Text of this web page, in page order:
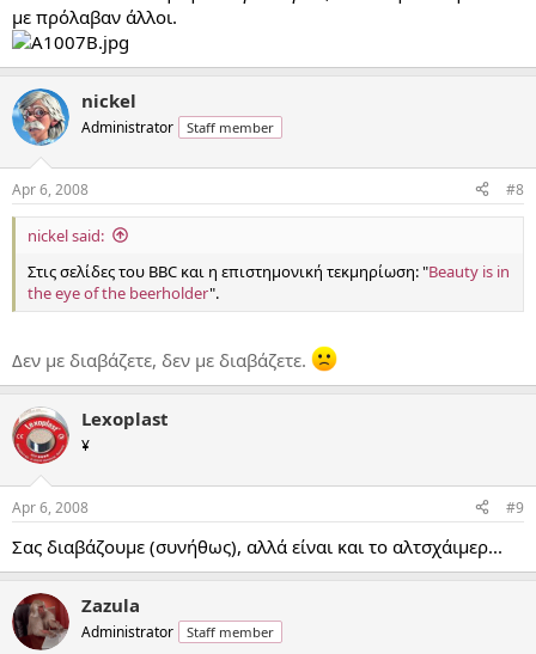
με πρόλαβαν άλλοι.
nickel
Administrator Staff member
Apr 6, 2008 #8
nickel said:
Στις σελίδες του BBC και η επιστημονική τεκμηρίωση: "Beauty is in
the eye of the beerholder".
Δεν με διαβάζετε, δεν με διαβάζετε.
Lexoplast
¥
Apr 6, 2008 #9
Σας διαβάζουμε (συνήθως), αλλά είναι και το αλτσχάιμερ...
Zazula
Administrator Staff member